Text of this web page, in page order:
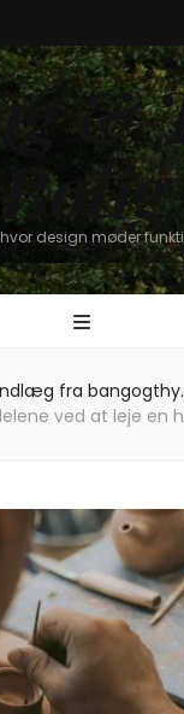
&
Bolig
design møder
fra
ved at leje en